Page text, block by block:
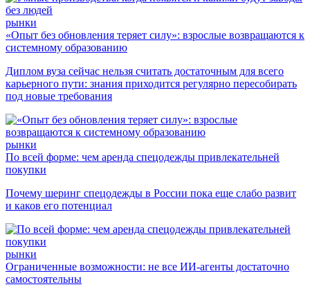
рынки
«Опыт без обновления теряет силу»: взрослые возвращаются к
системному образованию
Диплом вуза сейчас нельзя считать достаточным для всего
карьерного пути: знания приходится регулярно пересобирать
под новые требования
рынки
По всей форме: чем аренда спецодежды привлекательней
покупки
Почему шеринг спецодежды в России пока еще слабо развит
и каков его потенциал
рынки
Ограниченные возможности: не все ИИ-агенты достаточно
самостоятельны